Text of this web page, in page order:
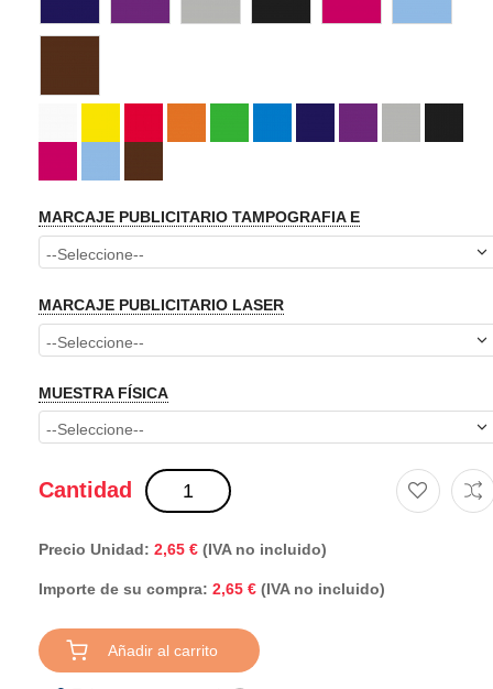
MARCAJE PUBLICITARIO TAMPOGRAFIA E
MARCAJE PUBLICITARIO LASER
MUESTRA FÍSICA
Cantidad
Precio Unidad: 2,65 € (IVA no incluido)
Importe de su compra: 2,65 € (IVA no incluido)
Añadir al carrito